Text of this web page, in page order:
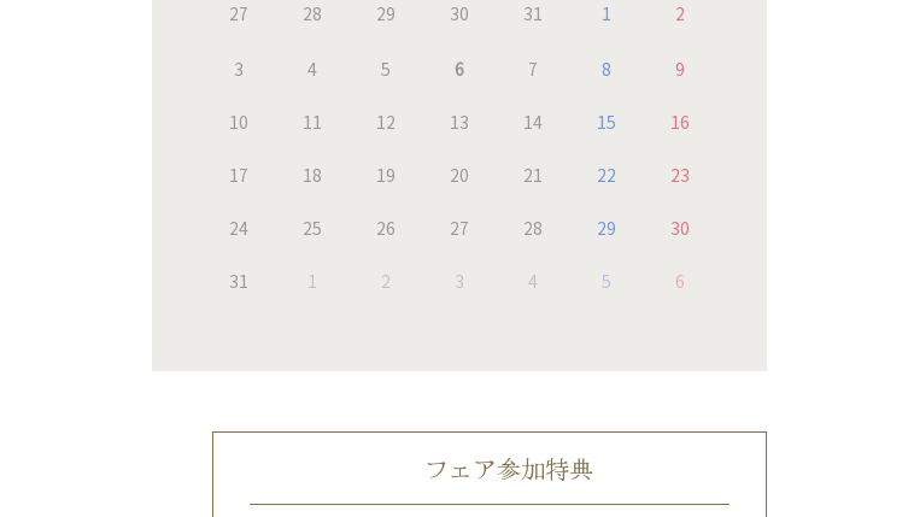
27 28 29 30 31 1 2
3 4 5 6 7 8 9
10 11 12 13 14 15 16
17 18 19 20 21 22 23
24 25 26 27 28 29 30
31 1 2 3 4 5 6
フェア参加特典